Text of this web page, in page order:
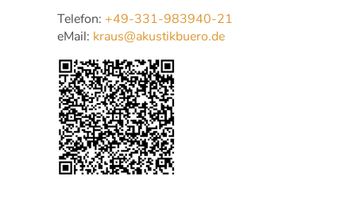
Telefon: +49-331-983940-21
eMail: kraus@akustikbuero.de